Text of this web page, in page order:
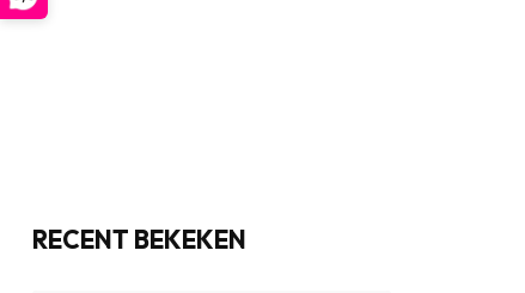
RECENT BEKEKEN